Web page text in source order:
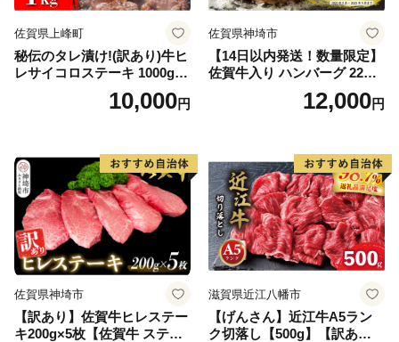
佐賀県上峰町
秘伝のタレ漬け!(訳あり)牛ヒ
レサイコロステーキ 1000g
10,000円
佐賀県神埼市
【14日以内発送！数量限定】
佐賀牛入り ハンバーグ 22個
2.6kg(120g×22個)【佐賀牛
黒毛和牛 ブランド牛 九州 ハ
気】(H083106)
12,000円
佐賀県神埼市
【訳あり】佐賀牛ヒレステー
キ200g×5枚【佐賀牛 ステー
滋賀県近江八幡市
【げんさん】近江牛A5ラン
ク切落し【500g】【訳あり】